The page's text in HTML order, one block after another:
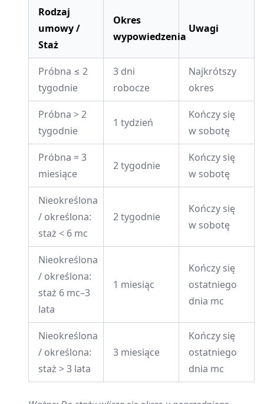
Rodzaj
umowy /
Staż
Okres
wypowiedzenia
Uwagi
Próbna ≤ 2
tygodnie
3 dni
robocze
Najkrótszy
okres
Próbna > 2
tygodnie
1 tydzień
Kończy się
w sobotę
Próbna = 3
miesiące
2 tygodnie
Kończy się
w sobotę
Nieokreślona
/ określona:
staż < 6 mc
2 tygodnie
Kończy się
w sobotę
Nieokreślona
/ określona:
staż 6 mc–3
lata
1 miesiąc
Kończy się
ostatniego
dnia mc
Nieokreślona
/ określona:
staż > 3 lata
3 miesiące
Kończy się
ostatniego
dnia mc